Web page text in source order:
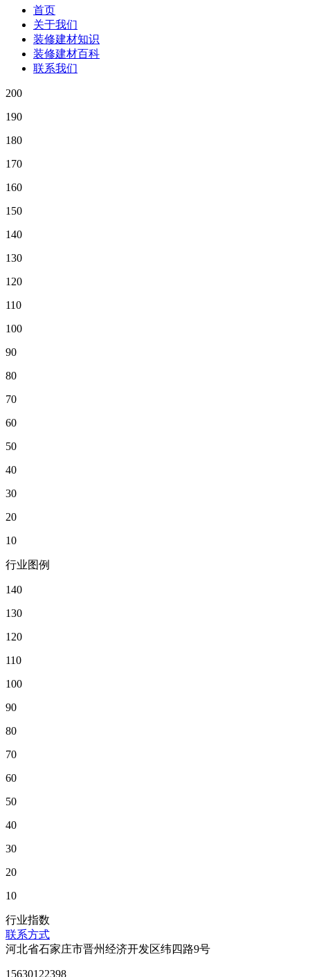
首页
关于我们
装修建材知识
装修建材百科
联系我们
200
190
180
170
160
150
140
130
120
110
100
90
80
70
60
50
40
30
20
10
行业图例
140
130
120
110
100
90
80
70
60
50
40
30
20
10
行业指数
联系方式
河北省石家庄市晋州经济开发区纬四路9号
15630122398